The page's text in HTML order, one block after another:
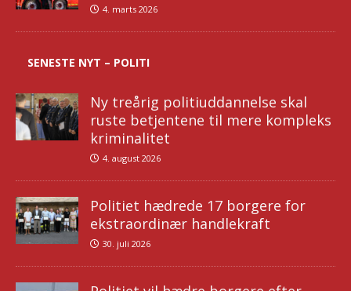
4. marts 2026
SENESTE NYT – POLITI
Ny treårig politiuddannelse skal
ruste betjentene til mere kompleks
kriminalitet
4. august 2026
Politiet hædrede 17 borgere for
ekstraordinær handlekraft
30. juli 2026